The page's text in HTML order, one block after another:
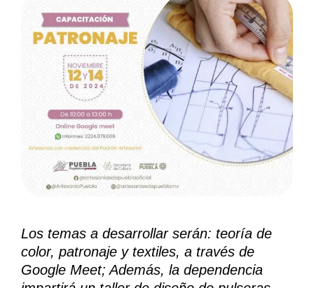
Los temas a desarrollar serán: teoría de
color, patronaje y textiles, a través de
Google Meet;Además, la dependencia